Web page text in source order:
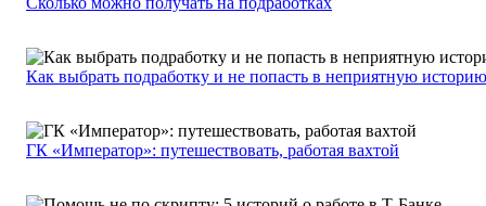
Как выбрать подработку и не попасть в неприятную историю
ГК «Император»: путешествовать, работая вахтой